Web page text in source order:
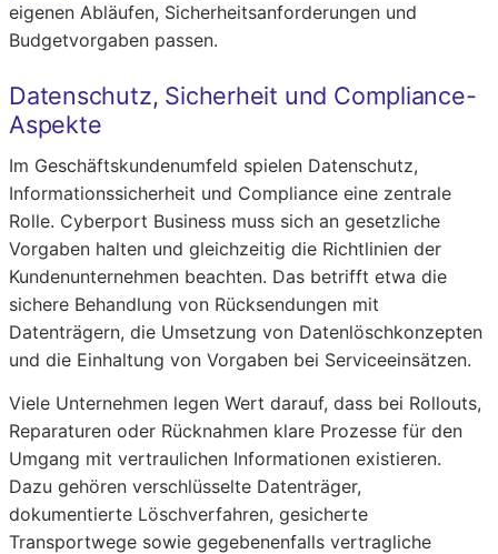
eigenen Abläufen, Sicherheitsanforderungen und
Budgetvorgaben passen.
Datenschutz, Sicherheit und Compliance-
Aspekte
Im Geschäftskundenumfeld spielen Datenschutz,
Informationssicherheit und Compliance eine zentrale
Rolle. Cyberport Business muss sich an gesetzliche
Vorgaben halten und gleichzeitig die Richtlinien der
Kundenunternehmen beachten. Das betrifft etwa die
sichere Behandlung von Rücksendungen mit
Datenträgern, die Umsetzung von Datenlöschkonzepten
und die Einhaltung von Vorgaben bei Serviceeinsätzen.
Viele Unternehmen legen Wert darauf, dass bei Rollouts,
Reparaturen oder Rücknahmen klare Prozesse für den
Umgang mit vertraulichen Informationen existieren.
Dazu gehören verschlüsselte Datenträger,
dokumentierte Löschverfahren, gesicherte
Transportwege sowie gegebenenfalls vertragliche